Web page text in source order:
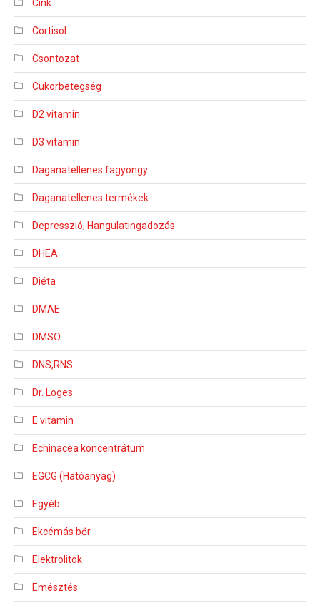
Cink
Cortisol
Csontozat
Cukorbetegség
D2 vitamin
D3 vitamin
Daganatellenes fagyöngy
Daganatellenes termékek
Depresszió, Hangulatingadozás
DHEA
Diéta
DMAE
DMSO
DNS,RNS
Dr. Loges
E vitamin
Echinacea koncentrátum
EGCG (Hatóanyag)
Egyéb
Ekcémás bőr
Elektrolitok
Emésztés